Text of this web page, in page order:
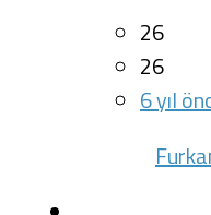
26
26
6 yıl